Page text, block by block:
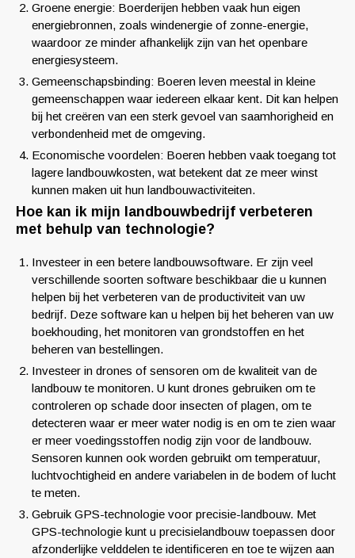
Groene energie: Boerderijen hebben vaak hun eigen
energiebronnen, zoals windenergie of zonne-energie,
waardoor ze minder afhankelijk zijn van het openbare
energiesysteem.
Gemeenschapsbinding: Boeren leven meestal in kleine
gemeenschappen waar iedereen elkaar kent. Dit kan helpen
bij het creëren van een sterk gevoel van saamhorigheid en
verbondenheid met de omgeving.
Economische voordelen: Boeren hebben vaak toegang tot
lagere landbouwkosten, wat betekent dat ze meer winst
kunnen maken uit hun landbouwactiviteiten.
Hoe kan ik mijn landbouwbedrijf verbeteren
met behulp van technologie?
Investeer in een betere landbouwsoftware. Er zijn veel
verschillende soorten software beschikbaar die u kunnen
helpen bij het verbeteren van de productiviteit van uw
bedrijf. Deze software kan u helpen bij het beheren van uw
boekhouding, het monitoren van grondstoffen en het
beheren van bestellingen.
Investeer in drones of sensoren om de kwaliteit van de
landbouw te monitoren. U kunt drones gebruiken om te
controleren op schade door insecten of plagen, om te
detecteren waar er meer water nodig is en om te zien waar
er meer voedingsstoffen nodig zijn voor de landbouw.
Sensoren kunnen ook worden gebruikt om temperatuur,
luchtvochtigheid en andere variabelen in de bodem of lucht
te meten.
Gebruik GPS-technologie voor precisie-landbouw. Met
GPS-technologie kunt u precisielandbouw toepassen door
afzonderlijke velddelen te identificeren en toe te wijzen aan